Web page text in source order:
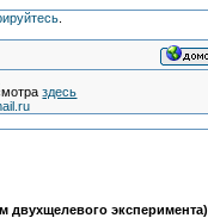
.
здесь
двухщелевого эксперимента)